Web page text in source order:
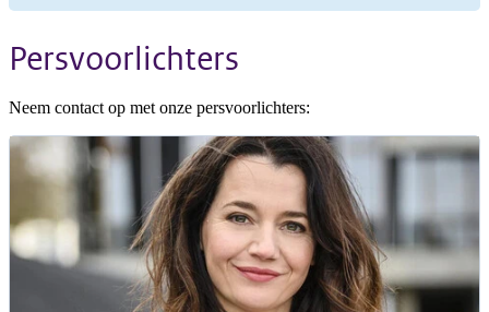
Persvoorlichters
Neem contact op met onze persvoorlichters: